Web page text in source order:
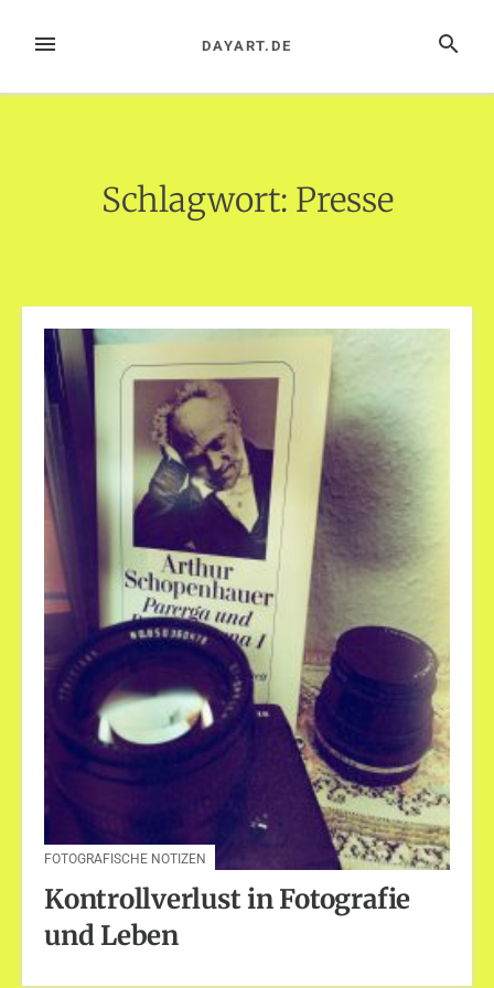
InhaltMENÜ SUCHE
DAYART.DE
Schlagwort: Presse
FOTOGRAFISCHE NOTIZEN
Kontrollverlust in Fotografie
und Leben